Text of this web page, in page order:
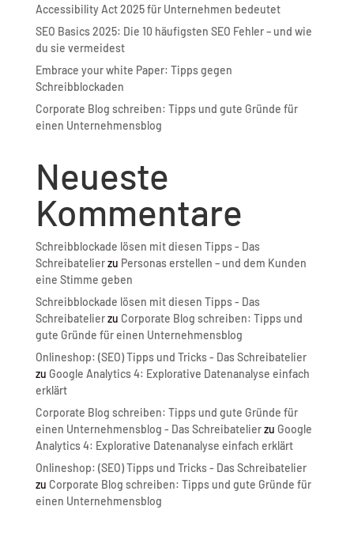
Accessibility Act 2025 für Unternehmen bedeutet
SEO Basics 2025: Die 10 häufigsten SEO Fehler – und wie
du sie vermeidest
Embrace your white Paper: Tipps gegen
Schreibblockaden
Corporate Blog schreiben: Tipps und gute Gründe für
einen Unternehmensblog
Neueste
Kommentare
Schreibblockade lösen mit diesen Tipps - Das
Schreibatelierzu Personas erstellen – und dem Kunden
eine Stimme geben
Schreibblockade lösen mit diesen Tipps - Das
Schreibatelierzu Corporate Blog schreiben: Tipps und
gute Gründe für einen Unternehmensblog
Onlineshop: (SEO) Tipps und Tricks - Das Schreibatelier
zu Google Analytics 4: Explorative Datenanalyse einfach
erklärt
Corporate Blog schreiben: Tipps und gute Gründe für
einen Unternehmensblog - Das Schreibatelierzu Google
Analytics 4: Explorative Datenanalyse einfach erklärt
Onlineshop: (SEO) Tipps und Tricks - Das Schreibatelier
zu Corporate Blog schreiben: Tipps und gute Gründe für
einen Unternehmensblog